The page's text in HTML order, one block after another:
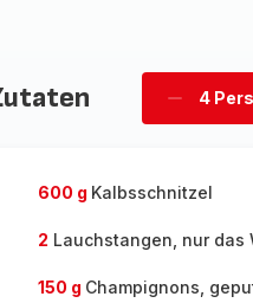
Personen
4
600 g Kalbsschnitzel
2 Lauchstangen, nur das
150 g Champignons,